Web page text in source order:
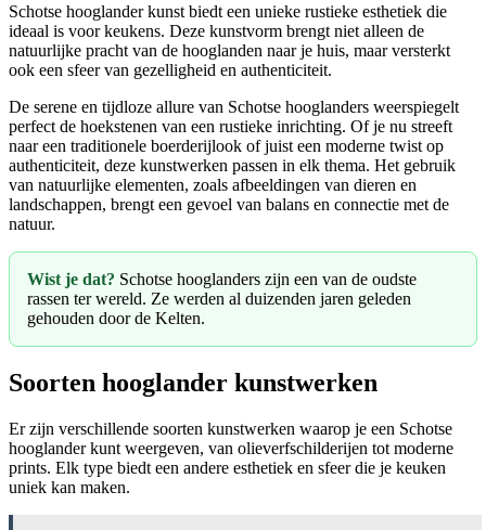
Schotse hooglander kunst biedt een unieke rustieke esthetiek die
ideaal is voor keukens. Deze kunstvorm brengt niet alleen de
natuurlijke pracht van de hooglanden naar je huis, maar versterkt
ook een sfeer van gezelligheid en authenticiteit.
De serene en tijdloze allure van Schotse hooglanders weerspiegelt
perfect de hoekstenen van een rustieke inrichting. Of je nu streeft
naar een traditionele boerderijlook of juist een moderne twist op
authenticiteit, deze kunstwerken passen in elk thema. Het gebruik
van natuurlijke elementen, zoals afbeeldingen van dieren en
landschappen, brengt een gevoel van balans en connectie met de
natuur.
Wist je dat? Schotse hooglanders zijn een van de oudste
rassen ter wereld. Ze werden al duizenden jaren geleden
gehouden door de Kelten.
Soorten hooglander kunstwerken
Er zijn verschillende soorten kunstwerken waarop je een Schotse
hooglander kunt weergeven, van olieverfschilderijen tot moderne
prints. Elk type biedt een andere esthetiek en sfeer die je keuken
uniek kan maken.